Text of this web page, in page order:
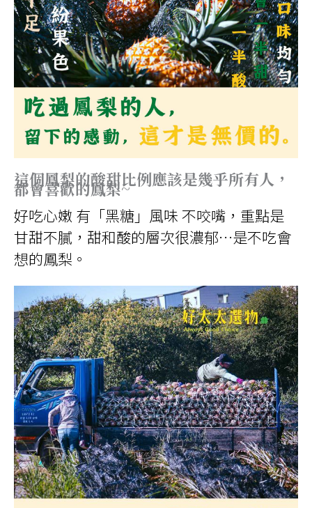
這個鳳梨的酸甜比例應該是幾乎所有人，
都會喜歡的鳳梨~
好吃心嫩 有「黑糖」風味 不咬嘴，重點是
甘甜不膩，甜和酸的層次很濃郁…是不吃會
想的鳳梨。